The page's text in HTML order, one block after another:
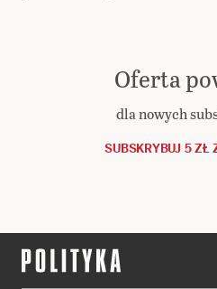
Oferta
dla nowych
SUBSKRYBUJ 5 ZŁ